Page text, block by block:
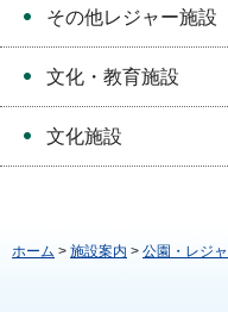
その他レジャー施設
文化・教育施設
文化施設
ホーム > 施設案内 > 公園・レジ